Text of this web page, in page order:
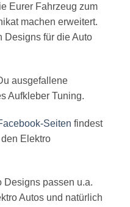
Eurer Fahrzeug zum
machen erweitert.
Designs für die Auto
ausgefallene
Aufkleber Tuning.
Seiten findest
Elektro
Designs passen u.a.
Autos und natürlich